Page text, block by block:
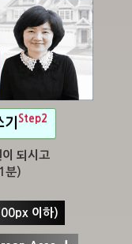
Step2
되시고
분)
이하)